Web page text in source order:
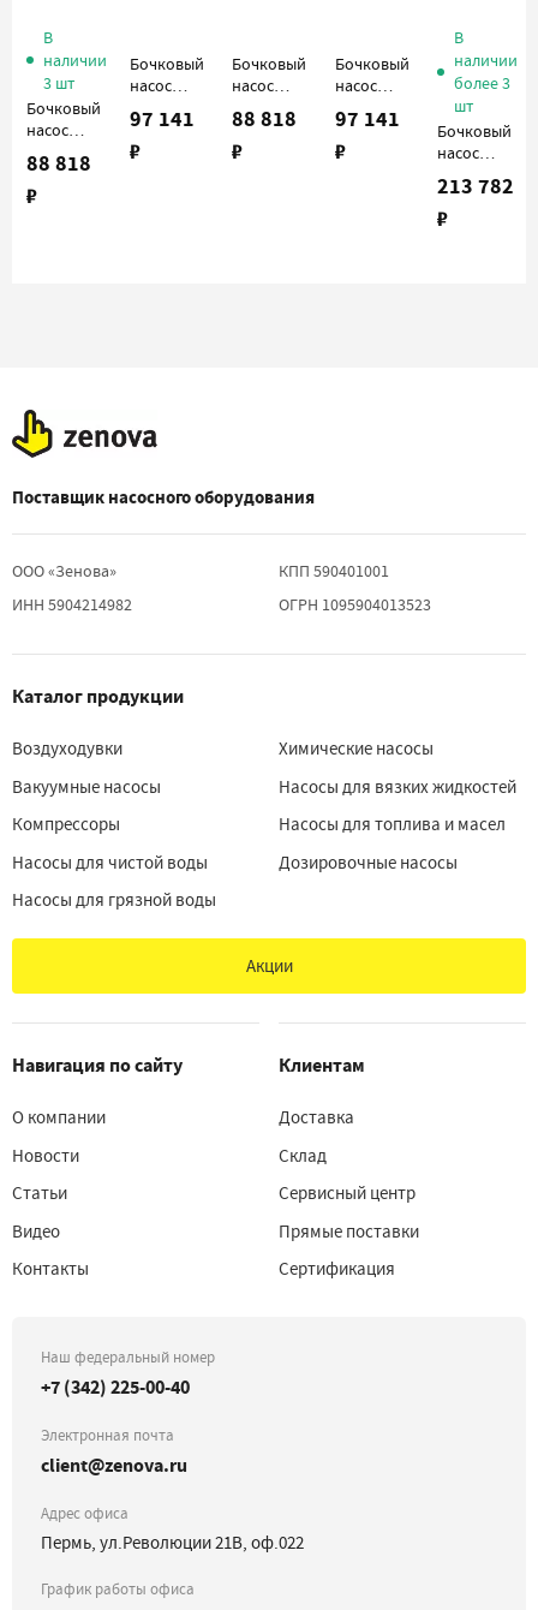
В
наличии
3 шт
Бочковый
насос
Cheonsu
DR-PLH-
10-A4 с
88 818
₽
Бочковый
насос
Cheonsu
DR-PLH-
12-A4 с
97 141
₽
Бочковый
насос
Cheonsu
DR-PHH-
10-A4 с
88 818
₽
Бочковый
насос
Cheonsu
DR-PHH-
12-A4 с
97 141
₽
В
наличии
более 3
шт
Бочковый
насос
Cheonsu
DR-FLH-
12-U4B с
213 782
₽
Поставщик насосного оборудования
ООО «Зенова»
ИНН 5904214982
КПП 590401001
ОГРН 1095904013523
Каталог продукции
Воздуходувки
Вакуумные насосы
Компрессоры
Насосы для чистой воды
Насосы для грязной воды
Химические насосы
Насосы для вязких жидкостей
Насосы для топлива и масел
Дозировочные насосы
Акции
Навигация по сайту
О компании
Новости
Статьи
Видео
Контакты
Клиентам
Доставка
Склад
Сервисный центр
Прямые поставки
Сертификация
Наш федеральный номер
+7 (342) 225-00-40
Электронная почта
client@zenova.ru
Адрес офиса
Пермь, ул.Революции 21В, оф.022
График работы офиса